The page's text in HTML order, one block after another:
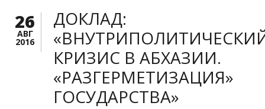
26
АВГ
2016
ДОКЛАД:
КРИЗИС В АБХАЗИИ.
«РАЗГЕРМЕТИЗАЦИЯ»
ГОСУДАРСТВА»